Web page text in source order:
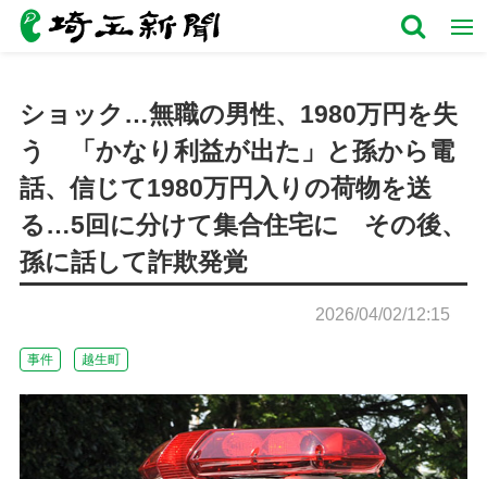
ショック…無職の男性、1980万円を失
う 「かなり利益が出た」と孫から電
話、信じて1980万円入りの荷物を送
る…5回に分けて集合住宅に その後、
孫に話して詐欺発覚
2026/04/02/12:15
事件 越生町